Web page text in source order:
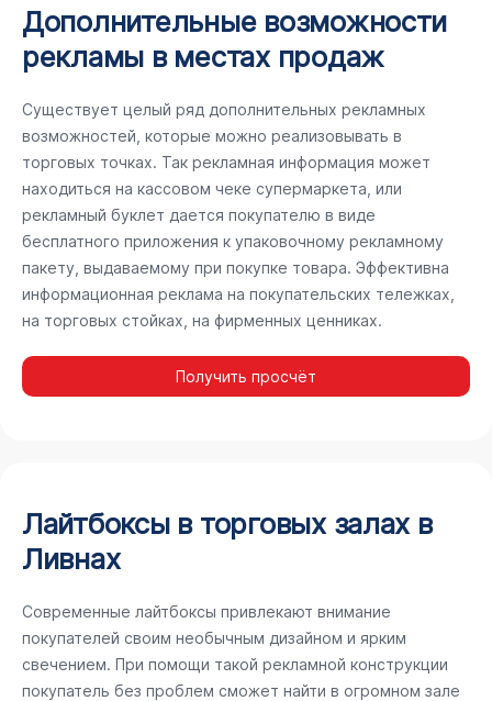
Дополнительные возможности
рекламы в местах продаж
Существует целый ряд дополнительных рекламных
возможностей, которые можно реализовывать в
торговых точках. Так рекламная информация может
находиться на кассовом чеке супермаркета, или
рекламный буклет дается покупателю в виде
бесплатного приложения к упаковочному рекламному
пакету, выдаваемому при покупке товара. Эффективна
информационная реклама на покупательских тележках,
на торговых стойках, на фирменных ценниках.
Получить просчёт
Лайтбоксы в торговых залах в
Ливнах
Современные лайтбоксы привлекают внимание
покупателей своим необычным дизайном и ярким
свечением. При помощи такой рекламной конструкции
покупатель без проблем сможет найти в огромном зале